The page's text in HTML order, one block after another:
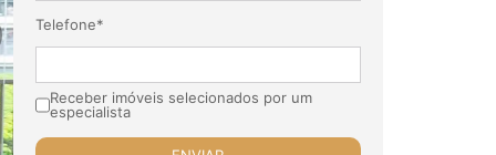
Telefone*
Receber imóveis selecionados por um
especialista